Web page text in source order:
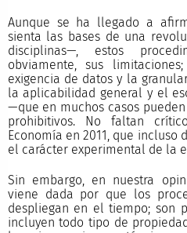
Aunque se ha llegado a
sienta las bases de una
disciplinas—, estos
obviamente, sus
exigencia de datos y la
la aplicabilidad general y el
—que en muchos casos
prohibitivos. No faltan
Economía en 2011, que incluso
el carácter experimental de la
Sin embargo, en nuestra
viene dada por que los
despliegan en el tiempo; son
incluyen todo tipo de